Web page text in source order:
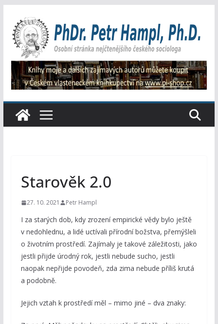
obsah
Starověk 2.0
27. 10. 2021 Petr Hampl
I za starých dob, kdy zrození empirické vědy bylo ještě
v nedohlednu, a lidé uctívali přírodní božstva, přemýšleli
o životním prostředí. Zajímaly je takové záležitosti, jako
jestli přijde úrodný rok, jestli nebude sucho, jestli
naopak nepřijde povodeň, zda zima nebude příliš krutá
a podobně.
Jejich vztah k prostředí měl – mimo jiné – dva znaky: